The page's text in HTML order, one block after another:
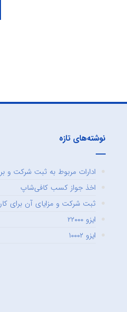
نوشته‌های تازه
ادارات مربوط به ثبت شرکت و
اخذ جواز کسب کافی‌شاپ
ثبت شرکت و مزایای آن برای
ایزو ۲۲۰۰۰
ایزو ۱۰۰۰۲